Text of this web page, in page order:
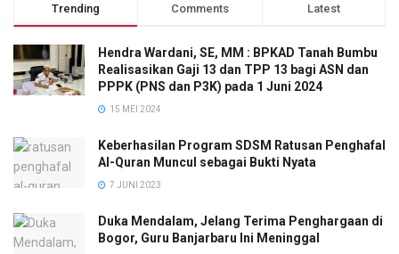
Trending Comments Latest
Hendra Wardani, SE, MM : BPKAD Tanah Bumbu
Realisasikan Gaji 13 dan TPP 13 bagi ASN dan
PPPK (PNS dan P3K) pada 1 Juni 2024
15 MEI 2024
Keberhasilan Program SDSM Ratusan Penghafal
Al-Quran Muncul sebagai Bukti Nyata
7 JUNI 2023
Duka Mendalam, Jelang Terima Penghargaan di
Bogor, Guru Banjarbaru Ini Meninggal